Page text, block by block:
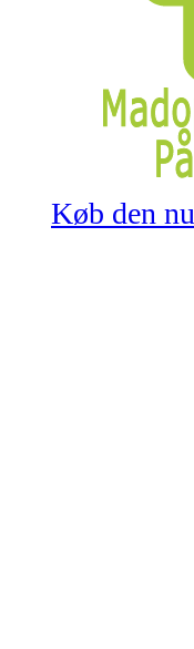
Køb den nu